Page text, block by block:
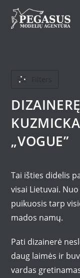
content
„VOGUE”
Tai išties didelis
visai Lietuvai.
puikuosis tarp
mados namų.
Pati dizainerė
daug laimės ir
vardas gretinamas